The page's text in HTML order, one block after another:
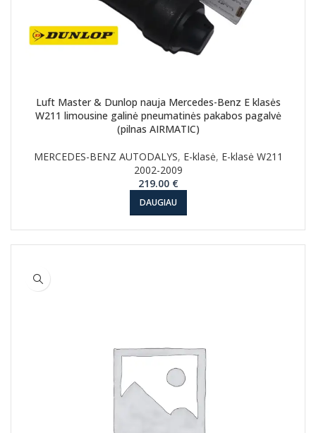
Luft Master & Dunlop nauja Mercedes-Benz E klasės
W211 limousine galinė pneumatinės pakabos pagalvė
(pilnas AIRMATIC)
MERCEDES-BENZ AUTODALYS, E-klasė, E-klasė W211
2002-2009
219.00 €
DAUGIAU